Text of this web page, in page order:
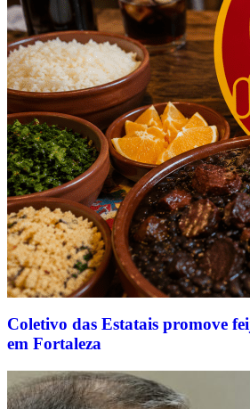
Coletivo das Estatais promove
em Fortaleza